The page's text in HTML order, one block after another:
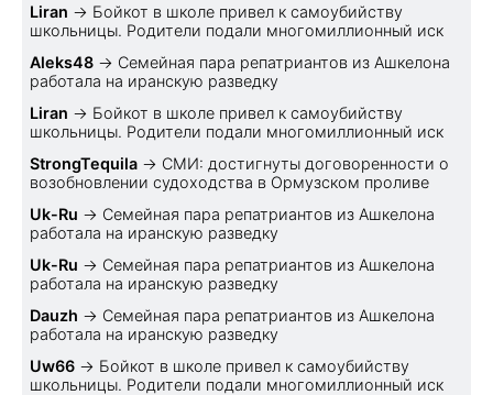
Liran → Бойкот в школе привел к самоубийству
школьницы. Родители подали многомиллионный иск
Aleks48 → Семейная пара репатриантов из Ашкелона
работала на иранскую разведку
Liran → Бойкот в школе привел к самоубийству
школьницы. Родители подали многомиллионный иск
StrongTequila → СМИ: достигнуты договоренности о
возобновлении судоходства в Ормузском проливе
Uk-Ru → Семейная пара репатриантов из Ашкелона
работала на иранскую разведку
Uk-Ru → Семейная пара репатриантов из Ашкелона
работала на иранскую разведку
Dauzh → Семейная пара репатриантов из Ашкелона
работала на иранскую разведку
Uw66 → Бойкот в школе привел к самоубийству
школьницы. Родители подали многомиллионный иск